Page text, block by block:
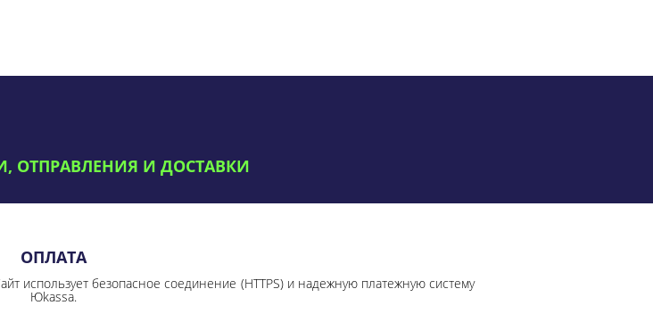
ОТПРАВЛЕНИЯ И ДОСТАВКИ
ОПЛАТА
использует безопасное соединение (HTTPS) и надежную платежную систему
Юkassa.